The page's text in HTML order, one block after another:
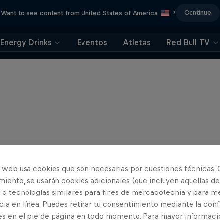
Want to see content from United States of America ? Continue
Energy Drinks Eventos Atletas Red Bull TV
web usa cookies que son necesarias por cuestiones técnicas.
se usarán cookies adicionales (que incluyen aquellas de
tecnologías similares para fines de mercadotecnia y para
en línea. Puedes retirar tu consentimiento mediante la
en el pie de página en todo momento. Para mayor